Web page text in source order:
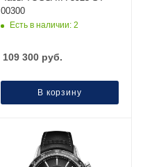
00300
Есть в наличии: 2
109 300руб.
В корзину